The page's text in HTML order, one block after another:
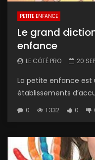
PETITE ENFANCE
Le grand
enfance
LE CÔTÉ PRO 20
La petite enfance est
établissements
0 1 332 0